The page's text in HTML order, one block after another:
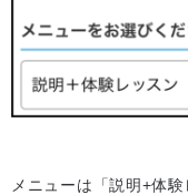
メニューは「説明+体